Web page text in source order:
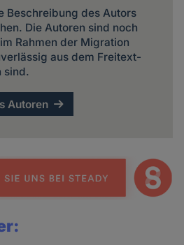
Beschreibung des Autors
Die Autoren sind noch
Rahmen der Migration
aus dem Freitext-
sind.
Autoren